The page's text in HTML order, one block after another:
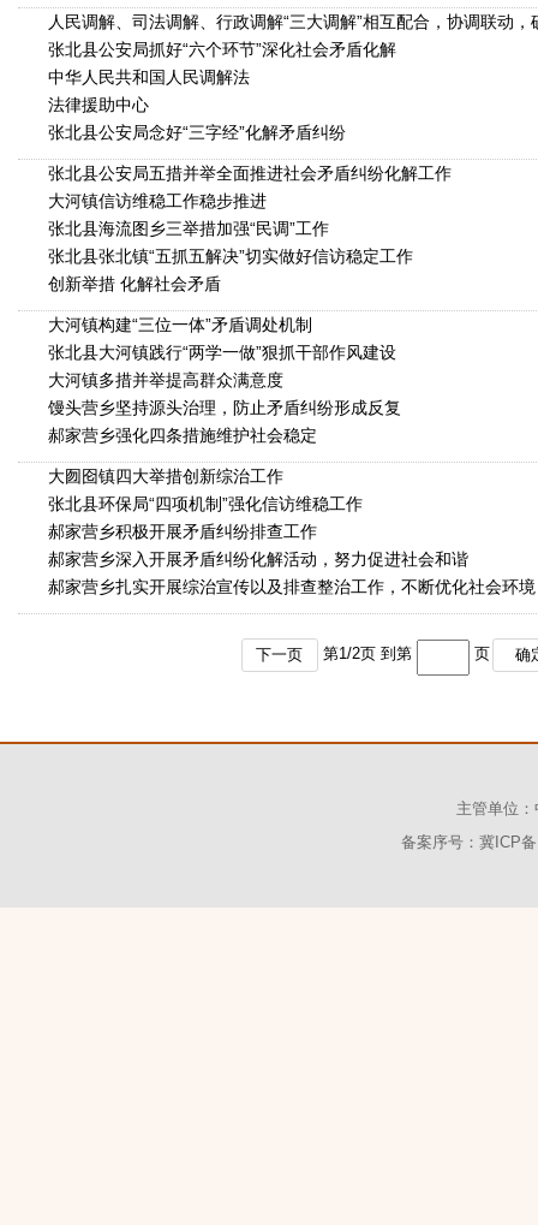
人民调解、司法调解、行政调解“三大调解”相互配合，协调联动
张北县公安局抓好“六个环节”深化社会矛盾化解
中华人民共和国人民调解法
法律援助中心
张北县公安局念好“三字经”化解矛盾纠纷
张北县公安局五措并举全面推进社会矛盾纠纷化解工作
大河镇信访维稳工作稳步推进
张北县海流图乡三举措加强“民调”工作
张北县张北镇“五抓五解决”切实做好信访稳定工作
创新举措 化解社会矛盾
大河镇构建“三位一体”矛盾调处机制
张北县大河镇践行“两学一做”狠抓干部作风建设
大河镇多措并举提高群众满意度
馒头营乡坚持源头治理，防止矛盾纠纷形成反复
郝家营乡强化四条措施维护社会稳定
大囫囵镇四大举措创新综治工作
张北县环保局“四项机制”强化信访维稳工作
郝家营乡积极开展矛盾纠纷排查工作
郝家营乡深入开展矛盾纠纷化解活动，努力促进社会和谐
郝家营乡扎实开展综治宣传以及排查整治工作，不断优化社会环境
下一页 第1/2页 到第 页 确
主管单位
备案序号：冀ICP